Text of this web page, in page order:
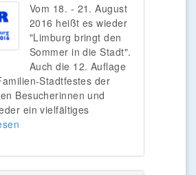
Vom 18. - 21. August
2016 heißt es wieder
"Limburg bringt den
Sommer in die Stadt".
Auch die 12. Auflage
Stadtfestes der
Besucherinnen und
ein vielfältiges